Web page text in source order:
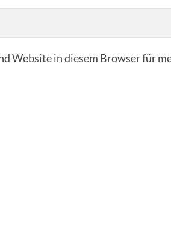
Website in diesem Browser für